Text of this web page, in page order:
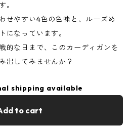
。
せやすい4色の色味と、ルーズめ
になっています。
的な日まで、このカーディガンを
出してみませんか？
shipping available
to cart